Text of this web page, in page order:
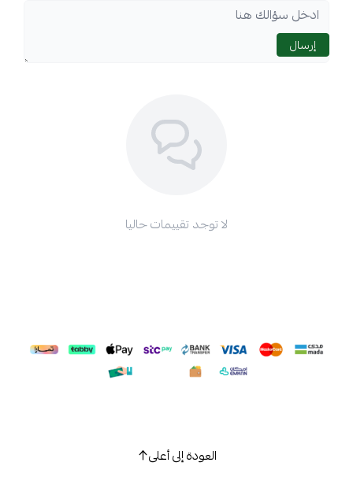
إرسال
لا توجد تقييمات حاليا
العودة إلى أعلى